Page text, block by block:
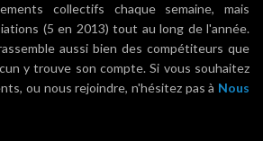
collectifs chaque semaine, mais
(5 en 2013) tout au long de l'année.
aussi bien des compétiteurs que
y trouve son compte. Si vous souhaitez
ou nous rejoindre, n'hésitez pas à Nous